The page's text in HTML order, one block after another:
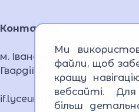
Контакти
м. Івано-Франківськ, 76005,
Гвардії, 3
Ми
файли, щоб
кращу
вебсайті.
більш